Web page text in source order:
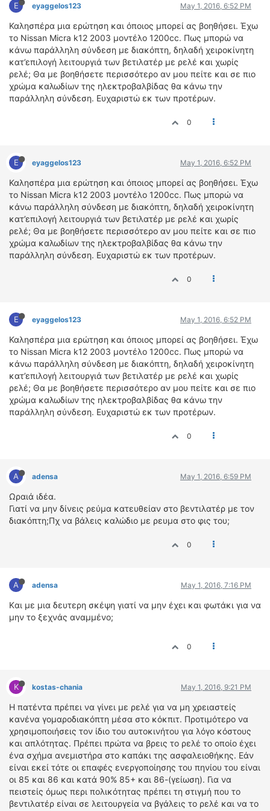
E eyaggelos123 May 1, 2016, 6:52 PM
Καλησπέρα μια ερώτηση και όποιος μπορεί ας βοηθήσει. Έχω
το Nissan Micra k12 2003 μοντέλο 1200cc. Πως μπορώ να
κάνω παράλληλη σύνδεση με διακόπτη, δηλαδή χειροκίνητη
κατ’επιλογή λειτουργιά των βετιλατέρ με ρελέ και χωρίς
ρελέ; Θα με βοηθήσετε περισσότερο αν μου πείτε και σε πιο
χρώμα καλωδίων της ηλεκτροβαλβίδας θα κάνω την
παράλληλη σύνδεση. Ευχαριστώ εκ των προτέρων.
0
E eyaggelos123 May 1, 2016, 6:52 PM
Καλησπέρα μια ερώτηση και όποιος μπορεί ας βοηθήσει. Έχω
το Nissan Micra k12 2003 μοντέλο 1200cc. Πως μπορώ να
κάνω παράλληλη σύνδεση με διακόπτη, δηλαδή χειροκίνητη
κατ’επιλογή λειτουργιά των βετιλατέρ με ρελέ και χωρίς
ρελέ; Θα με βοηθήσετε περισσότερο αν μου πείτε και σε πιο
χρώμα καλωδίων της ηλεκτροβαλβίδας θα κάνω την
παράλληλη σύνδεση. Ευχαριστώ εκ των προτέρων.
0
E eyaggelos123 May 1, 2016, 6:52 PM
Καλησπέρα μια ερώτηση και όποιος μπορεί ας βοηθήσει. Έχω
το Nissan Micra k12 2003 μοντέλο 1200cc. Πως μπορώ να
κάνω παράλληλη σύνδεση με διακόπτη, δηλαδή χειροκίνητη
κατ’επιλογή λειτουργιά των βετιλατέρ με ρελέ και χωρίς
ρελέ; Θα με βοηθήσετε περισσότερο αν μου πείτε και σε πιο
χρώμα καλωδίων της ηλεκτροβαλβίδας θα κάνω την
παράλληλη σύνδεση. Ευχαριστώ εκ των προτέρων.
0
A adensa May 1, 2016, 6:59 PM
Ωραιά ιδέα.
Γιατί να μην δίνεις ρεύμα κατευθείαν στο βεντιλατέρ με τον
διακόπτη;Πχ να βάλεις καλώδιο με ρευμα στο φις του;
0
A adensa May 1, 2016, 7:16 PM
Kαι με μια δευτερη σκέψη γιατί να μην έχει και φωτάκι για να
μην το ξεχνάς αναμμένο;
0
K kostas-chania May 1, 2016, 9:21 PM
Η πατέντα πρέπει να γίνει με ρελέ για να μη χρειαστείς
κανένα γομαροδιακόπτη μέσα στο κόκπιτ. Προτιμότερο να
χρησιμοποιήσεις τον ίδιο του αυτοκινήτου για λόγο κόστους
και απλότητας. Πρέπει πρώτα να βρεις το ρελέ το οποίο έχει
ένα σχήμα ανεμιστήρα στο καπάκι της ασφαλειοθήκης. Εάν
είναι εκεί τότε οι επαφές ενεργοποίησης του πηνίου του είναι
οι 85 και 86 και κατά 90% 85+ και 86-(γείωση). Για να
πειστείς όμως περι πολικότητας πρέπει τη στιγμή που το
βεντιλατέρ είναι σε λειτουργεία να βγάλεις το ρελέ και να το
ΟΔΟΙΠΟΡΙΚΑ
VIDEO
4TTV
ΝΕΑ ΜΟΝΤΕΛΑ
ΑΓΩΝΕΣ
CANDID CAMERA
ΠΕΡΙΒΑΛΛΟΝ
ΔΟΚΙΜΕΣ – ΠΑΡΟΥΣΙΑΣΕΙΣ
ΕΙΔΗΣΕΙΣ
ΑΓΩΝΕΣ
FORMULA 1
ΤΙΜΕΣ
4T CLASSIC
ΜΟΝΤΕΛΑ
ΚΑΤΑΣΚΕΥΑΣΤΕΣ
ΠΡΟΣΩΠΙΚΟΤΗΤΕΣ
ΑΓΩΝΙΣΤΙΚΑ ΑΥΤΟΚΙΝΗΤΑ
ΠΩΛΗΣΕΙΣ
ΜΕΤΑΧΕΙΡΙΣΜΕΝΑ
ΑΓΩΝΕΣ
CLASSIC
ΑΡΧΕΙΟ ΤΕΥΧΩΝ